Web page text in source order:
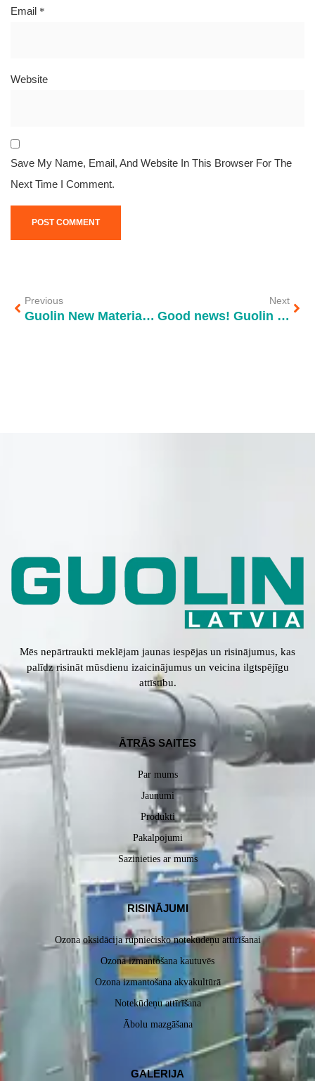
Email *
Website
Save My Name, Email, And Website In This Browser For The
Next Time I Comment.
Previous
Guolin New Materials Debuts at CPHI & PMEC China 2024
Next
Good news! Guolin Technology has won a national invention patent!
Mēs nepārtraukti meklējam jaunas iespējas un risinājumus, kas
palīdz risināt mūsdienu izaicinājumus un veicina ilgtspējīgu
attīstību.
ĀTRĀS SAITES
Par mums
Jaunumi
Produkti
Pakalpojumi
Sazinieties ar mums
RISINĀJUMI
Ozona oksidācija rūpniecisko notekūdeņu attīrīšanai
Ozona izmantošana kautuvēs
Ozona izmantošana akvakultūrā
Notekūdeņu attīrīšana
Ābolu mazgāšana
GALERIJA